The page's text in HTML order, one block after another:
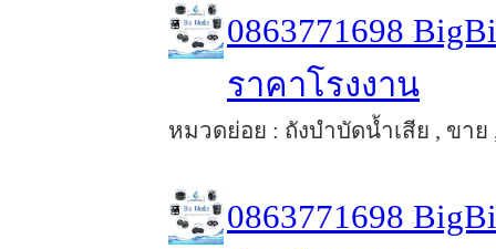
0863771698
ราคาโรงงาน
หมวดย่อย : ถังบำบัดน้ำเสีย , ขาย
0863771698